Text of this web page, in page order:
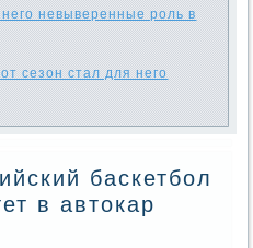
невыверенные роль в
сезон стал для него
баскетбол
в автокар